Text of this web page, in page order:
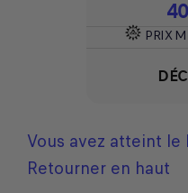
PRIX
Vous avez atteint
Retourner en haut